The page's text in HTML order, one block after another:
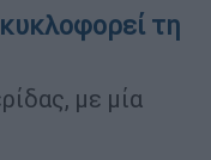
τη
με μία